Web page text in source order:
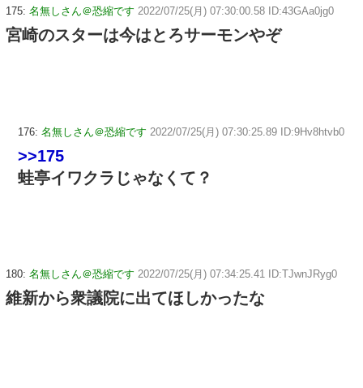
175: 名無しさん＠恐縮です 2022/07/25(月) 07:30:00.58 ID:43GAa0jg0
宮崎のスターは今はとろサーモンやぞ
176: 名無しさん＠恐縮です 2022/07/25(月) 07:30:25.89 ID:9Hv8htvb0
>>175
蛙亭イワクラじゃなくて？
180: 名無しさん＠恐縮です 2022/07/25(月) 07:34:25.41 ID:TJwnJRyg0
維新から衆議院に出てほしかったな